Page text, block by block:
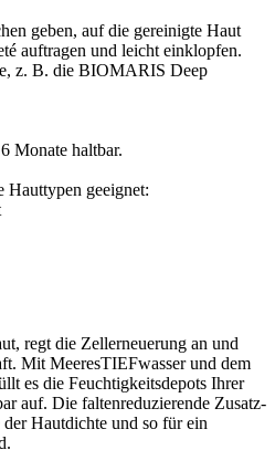
geben, auf die gereinigte Haut
auftragen und leicht einklopfen.
z. B. die BIOMARIS Deep
Monate haltbar.
Hauttypen geeignet:
regt die Zellerneuerung an und
Mit MeeresTIEFwasser und dem
es die Feuchtigkeitsdepots Ihrer
auf. Die faltenreduzierende Zusatz-
Hautdichte und so für ein